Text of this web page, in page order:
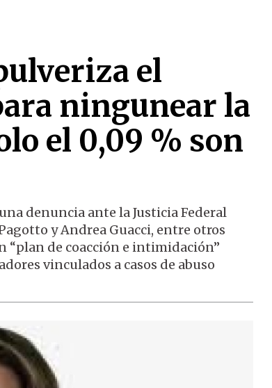
el
ningunear la
el 0,09 % son
denuncia ante la Justicia Federal
y Andrea Guacci, entre otros
“plan de coacción e intimidación”
vinculados a casos de abuso